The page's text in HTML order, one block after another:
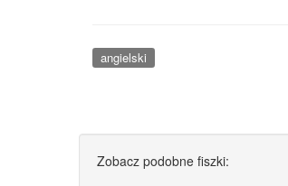
angielski
Zobacz podobne fiszki: